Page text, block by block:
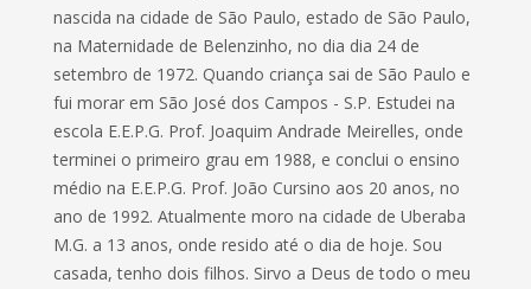
nascida na cidade de São Paulo, estado de São Paulo,
na Maternidade de Belenzinho, no dia dia 24 de
setembro de 1972. Quando criança sai de São Paulo e
fui morar em São José dos Campos - S.P. Estudei na
escola E.E.P.G. Prof. Joaquim Andrade Meirelles, onde
terminei o primeiro grau em 1988, e conclui o ensino
médio na E.E.P.G. Prof. João Cursino aos 20 anos, no
ano de 1992. Atualmente moro na cidade de Uberaba
M.G. a 13 anos, onde resido até o dia de hoje. Sou
casada, tenho dois filhos. Sirvo a Deus de todo o meu